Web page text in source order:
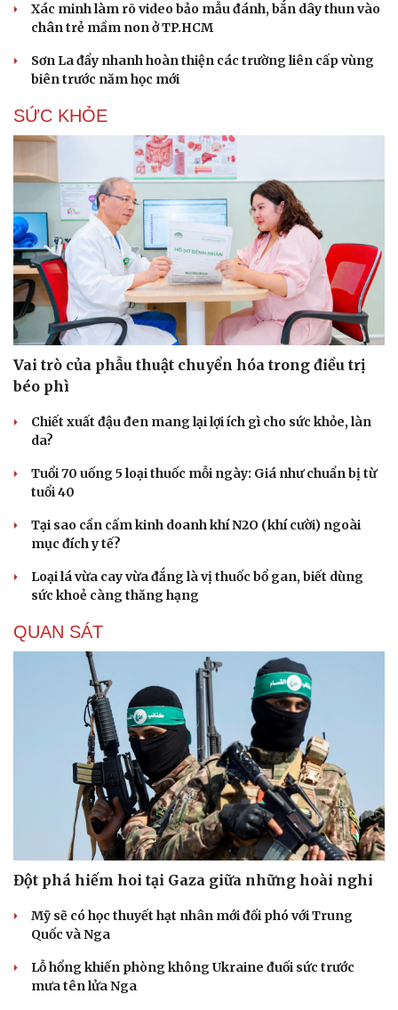
Cải chính
Xác minh làm rõ video bảo mẫu đánh, bắn dây thun vào
chân trẻ mầm non ở TP.HCM
Sơn La đẩy nhanh hoàn thiện các trường liên cấp vùng
biên trước năm học mới
SỨC KHỎE
Vai trò của phẫu thuật chuyển hóa trong điều trị
béo phì
Chiết xuất đậu đen mang lại lợi ích gì cho sức khỏe, làn
da?
Tuổi 70 uống 5 loại thuốc mỗi ngày: Giá như chuẩn bị từ
tuổi 40
Tại sao cần cấm kinh doanh khí N2O (khí cười) ngoài
mục đích y tế?
Loại lá vừa cay vừa đắng là vị thuốc bổ gan, biết dùng
sức khoẻ càng thăng hạng
QUAN SÁT
Đột phá hiếm hoi tại Gaza giữa những hoài nghi
Mỹ sẽ có học thuyết hạt nhân mới đối phó với Trung
Quốc và Nga
Lỗ hổng khiến phòng không Ukraine đuối sức trước
mưa tên lửa Nga